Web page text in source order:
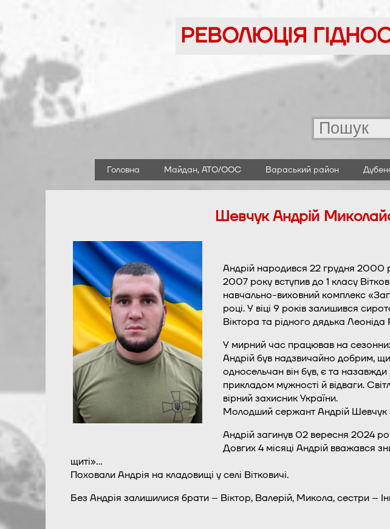
Перейти
РЕВОЛЮЦІЯ
Головна Майдан, АТО/ООС Вараський район
Шевчук Андрій
Андрій народився 22 грудня 2000
2007 року вступив до 1 класу
навчально-виховний комплекс
році. У віці 9 років залишився
Віктора та рідного дядька
У мирний час працював на
Андрій був надзвичайно добрим,
односельчан він був, є та
прикладом мужності й відваги.
вірний захисник України.
Молодший сержант Андрій Шевчук
Андрій загинув 02 вересня 2024
Довгих 4 місяці Андрій вважався
щиті»…
Поховали Андрія на кладовищі у селі Вітковичі.
Без Андрія залишилися брати – Віктор, Валерій, Микола, сестри –